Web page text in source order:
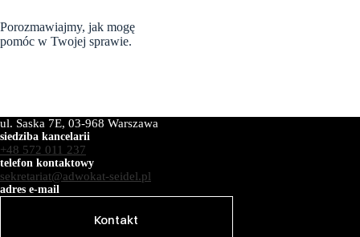
Porozmawiajmy, jak mogę
pomóc w Twojej sprawie.
ul. Saska 7E, 03-968 Warszawa
siedziba kancelarii
+48 572 011 237
telefon kontaktowy
sekretariat@adwokat-seidel.pl
adres e-mail
Kontakt